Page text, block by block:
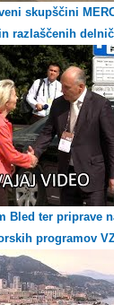
skupščini
razlaščenih
Bled ter priprave
programov